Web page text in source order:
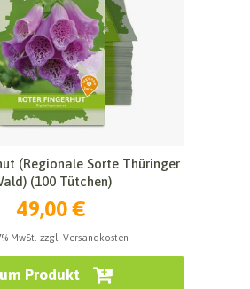
(Regionale Sorte Thüringer
(100 Tütchen)
49,00 €
MwSt. zzgl. Versandkosten
Produkt